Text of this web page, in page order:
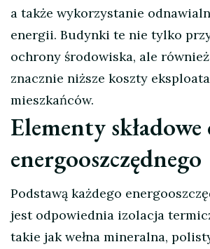
a także wykorzystanie
energii. Budynki te nie tylko
ochrony środowiska, ale
znacznie niższe koszty
mieszkańców.
Elementy
energooszczędnego
Podstawą każdego
jest odpowiednia izolacja
takie jak wełna mineralna,